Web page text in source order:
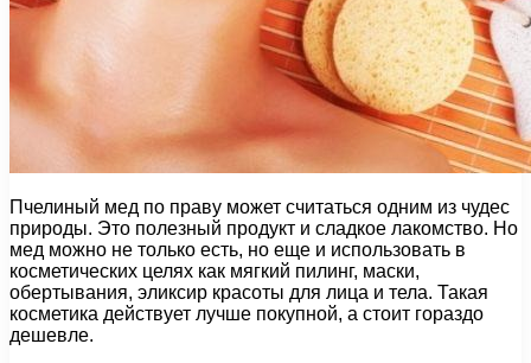
Пчелиный мед по праву может считаться одним из чудес
природы. Это полезный продукт и сладкое лакомство. Но
мед можно не только есть, но еще и использовать в
косметических целях как мягкий пилинг, маски,
обертывания, эликсир красоты для лица и тела. Такая
косметика действует лучше покупной, а стоит гораздо
дешевле.